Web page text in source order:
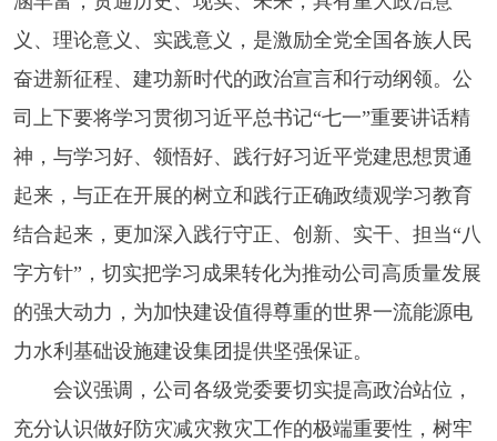
义、理论意义、实践意义，是激励全党全国各族人民
奋进新征程、建功新时代的政治宣言和行动纲领。公
司上下要将学习贯彻习近平总书记“七一”重要讲话精
神，与学习好、领悟好、践行好习近平党建思想贯通
起来，与正在开展的树立和践行正确政绩观学习教育
结合起来，更加深入践行守正、创新、实干、担当“八
字方针”，切实把学习成果转化为推动公司高质量发展
的强大动力，为加快建设值得尊重的世界一流能源电
力水利基础设施建设集团提供坚强保证。
会议强调，公司各级党委要切实提高政治站位，
充分认识做好防灾减灾救灾工作的极端重要性，树牢